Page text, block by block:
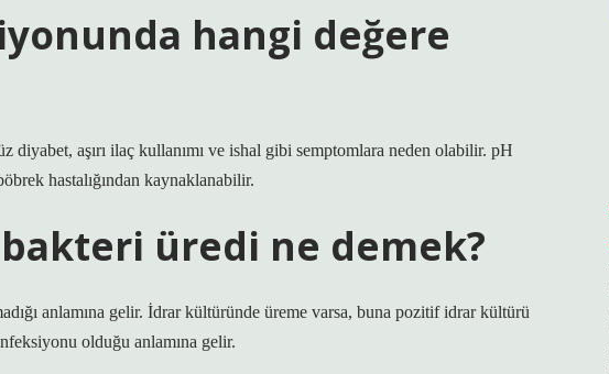
hangi değere
diyabet, aşırı ilaç kullanımı ve ishal gibi semptomlara neden olabilir. pH
hastalığından kaynaklanabilir.
üredi ne demek?
anlamına gelir. İdrar kültüründe üreme varsa, buna pozitif idrar kültürü
olduğu anlamına gelir.